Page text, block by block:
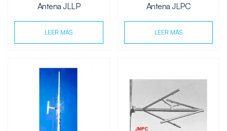
Antena JLLP
LEER MÁS
Antena JLPC
LEER MÁS